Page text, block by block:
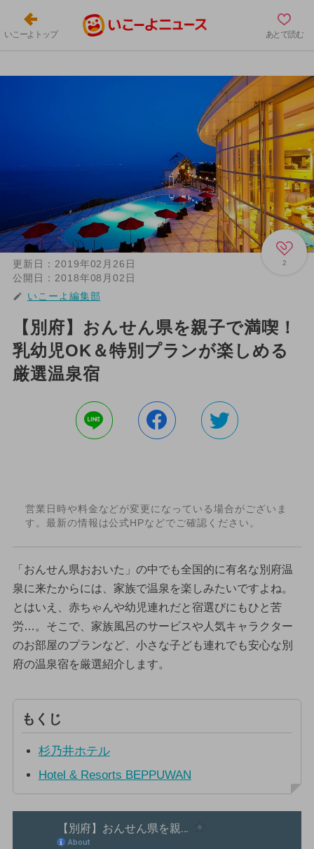
いこーよトップ あとで読む
2
更新日： 2019年02月26日
公開日： 2018年08月02日
いこーよ編集部
【別府】おんせん県を親子で満喫！
乳幼児OK＆特別プランが楽しめる
厳選温泉宿
営業日時や料金などが変更になっている場合がございま
す。最新の情報は公式HPなどでご確認ください。
「おんせん県おおいた」の中でも全国的に有名な別府温
泉に来たからには、家族で温泉を楽しみたいですよね。
とはいえ、赤ちゃんや幼児連れだと宿選びにもひと苦
労…。そこで、家族風呂のサービスや人気キャラクター
のお部屋のプランなど、小さな子ども連れでも安心な別
府の温泉宿を厳選紹介します。
もくじ
杉乃井ホテル
Hotel & Resorts BEPPUWAN